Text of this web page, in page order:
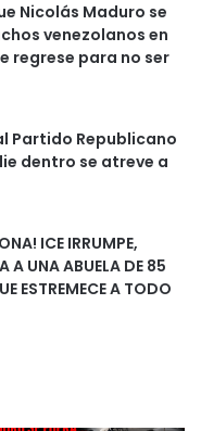
Nicolás Maduro se
venezolanos en
regrese para no ser
Partido Republicano
dentro se atreve a
ICE IRRUMPE,
A UNA ABUELA DE 85
ESTREMECE A TODO